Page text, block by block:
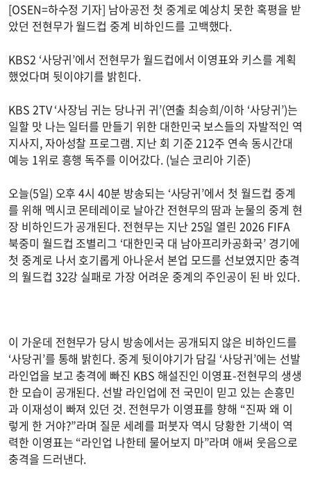
[OSEN=하수정 기자] 남아공전 첫 중계로 예상치 못한 혹평을 받
았던 전현무가 월드컵 중계 비하인드를 고백했다.
KBS2 ‘사당귀’에서 전현무가 월드컵에서 이영표와 키스를 계획
했었다며 뒷이야기를 밝힌다.
KBS 2TV ‘사장님 귀는 당나귀 귀’(연출 최승희/이하 ‘사당귀’)는
일할 맛 나는 일터를 만들기 위한 대한민국 보스들의 자발적인 역
지사지, 자아성찰 프로그램. 지난 회 기준 212주 연속 동시간대
예능 1위로 흥행 독주를 이어갔다. (닐슨 코리아 기준)
오늘(5일) 오후 4시 40분 방송되는 ‘사당귀’에서 첫 월드컵 중계
를 위해 멕시코 몬테레이로 날아간 전현무의 땀과 눈물의 중계 현
장 비하인드가 공개된다. 전현무는 지난 25일 열린 2026 FIFA
북중미 월드컵 조별리그 ‘대한민국 대 남아프리카공화국’ 경기에
첫 중계로 나서 호기롭게 아나운서 본업 모드를 선보였지만 충격
의 월드컵 32강 실패로 가장 어려운 중계의 주인공이 된 바 있다.
이 가운데 전현무가 당시 방송에서는 공개되지 않은 비하인드를
‘사당귀’를 통해 밝힌다. 중계 뒷이야기가 담길 ‘사당귀’에는 선발
라인업을 보고 충격에 빠진 KBS 해설진인 이영표-전현무의 생생
한 모습이 공개된다. 선발 라인업에 전 국민이 믿고 있는 손흥민
과 이재성이 빠져 있던 것. 전현무가 이영표를 향해 “진짜 왜 이
렇게 한 거야?”라며 질문 세례를 퍼붓자 역시 당황한 기색이 역
력한 이영표는 “라인업 나한테 물어보지 마”라며 애써 웃음으로
충격을 드러낸다.